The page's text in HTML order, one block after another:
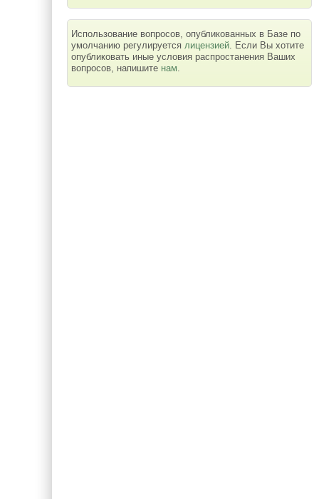
Использование вопросов, опубликованных в Базе по
умолчанию регулируется лицензией . Если Вы хотите
опубликовать иные условия распростанения Ваших
вопросов, напишите нам